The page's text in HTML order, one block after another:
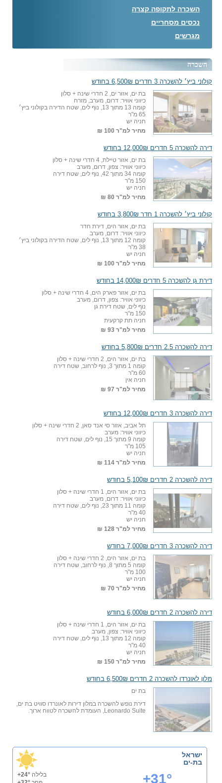
השכרה לתקופה קצרה
נכסים מסחריים
מגרשים
השכרה
קולוני ביץ׳ להשכרה 3 חדרים 6,500₪ בחודש
בת ים, אזור ים, 2 חדרי שינה + סלון
כיווני אוויר: דרום, מערב, מזרח
קומה 13 מתוך 13, נוף לים, שטח הדירה בקולוני ביץ׳
65 מ"ר
חניה יש
מחיר למ"ר 100 ₪
דירה להשכרה 5 חדרים 12,000₪ בחודש
בת ים, אזור טיילת, 4 חדרי שינה + סלון
כיווני אוויר: צפון, דרום, מערב
קומה 34 מתוך 42, נוף לים, שטח דירה
150 מ"ר
חניה יש
מחיר למ"ר 80 ₪
קולוני ביץ׳ להשכרה 1 חדר 3,800₪ בחודש
בת ים, אזור הים, דירת חדר
כיווני אוויר: דרום, מערב
קומה 12 מתוך 13, נוף לים, שטח הדירה בקולוני ביץ׳
38 מ"ר
חניה יש
מחיר למ"ר 100 ₪
דירת גן להשכרה 5 חדרים 14,000₪ בחודש
בת ים, אזור פארק הים, 4 חדרי שינה + סלון
כיווני אוויר: צפון, דרום, מערב
נוף לים, שטח דירת גן
150 מ"ר
חניה תת קרקעית
מחיר למ"ר 93 ₪
דירה להשכרה 2.5 חדרים 5,800₪ בחודש
בת ים, אזור הים, 2 חדרי שינה + סלון
קומה 1 מתוך 3, נוף לרחוב, שטח דירה
60 מ"ר
חניה אין
מחיר למ"ר 97 ₪
דירה להשכרה 3 חדרים 12,000₪ בחודש
תל אביב, אזור סי אנד סאן, 2 חדרי שינה + סלון
כיווני אוויר: מערב
קומה 9 מתוך 15, נוף לים, שטח דירה
105 מ"ר
חניה יש
מחיר למ"ר 114 ₪
דירה להשכרה 2 חדרים 5,100₪ בחודש
בת ים, אזור הים, 1 חדרי שינה + סלון
כיווני אוויר: דרום, מערב
קומה 11 מתוך 23, נוף לים, שטח דירה
40 מ"ר
חניה יש
מחיר למ"ר 128 ₪
דירה להשכרה 3 חדרים 7,000₪ בחודש
בת ים, אזור הים, 2 חדרי שינה + סלון
קומה 5 מתוך 8, נוף לרחוב, שטח דירה
100 מ"ר
חניה יש
מחיר למ"ר 70 ₪
דירה להשכרה 2 חדרים 6,000₪ בחודש
בת ים, אזור הים, 1 חדרי שינה + סלון
כיווני אוויר: צפון, מערב
קומה 12 מתוך 13, נוף לים, שטח דירה
40 מ"ר
חניה יש
מחיר למ"ר 150 ₪
מלון לאונרדו להשכרה 2 חדרים 6,500₪ בחודש
בת ים
דירת נופש להשכרה במלון דירות לאונרדו סוויט בת ים,
Leonardo Suite, העומדת להשכרה לטווח ארוך.
ישראל
בת-ים
+31° בלילה +24°